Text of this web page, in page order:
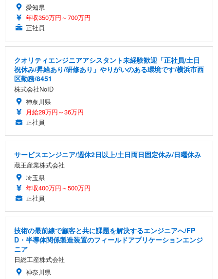
愛知県
年収350万円～700万円
正社員
クオリティエンジニアアシスタント未経験歓迎「正社員/土日
祝休み/昇給あり/研修あり」やりがいのある環境です/横浜市西
区勤務/8451
株式会社NoID
神奈川県
月給29万円～36万円
正社員
サービスエンジニア/週休2日以上/土日両日固定休み/日曜休み
蔵王産業株式会社
埼玉県
年収400万円～500万円
正社員
技術の最前線で顧客と共に課題を解決するエンジニアへ/FP
D・半導体関係製造装置のフィールドアプリケーションエンジ
ニア
日総工産株式会社
神奈川県